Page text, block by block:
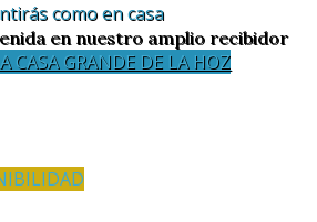
como en casa
en nuestro amplio recibidor
CASA GRANDE DE LA HOZ